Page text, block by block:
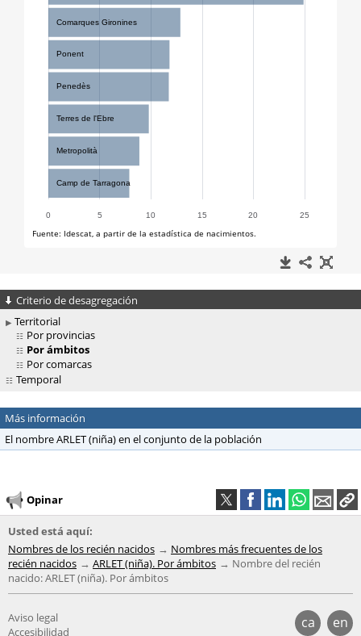
Criterio de desagregación
Territorial
Por provincias
Por ámbitos
Por comarcas
Temporal
Más información
El nombre ARLET (niña) en el conjunto de la población
Opinar
Usted está aquí:
Nombres de los recién nacidos
Nombres más frecuentes de los
recién nacidos
ARLET (niña). Por ámbitos
Nombre del recién
nacido: ARLET (niña). Por ámbitos
ca en
Aviso legal
Accesibilidad